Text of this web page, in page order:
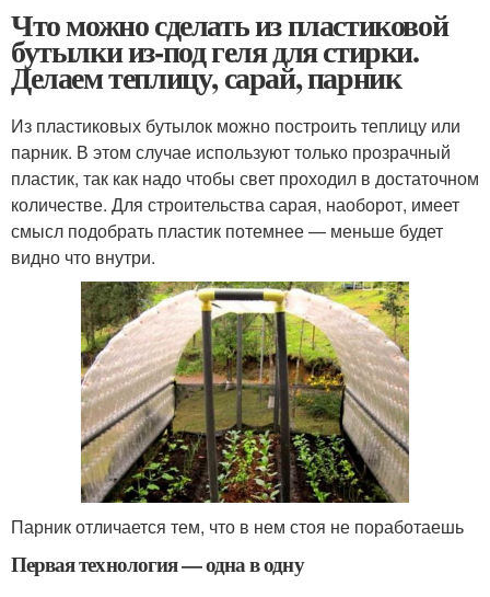
Что можно сделать из пластиковой
бутылки из-под геля для стирки.
Делаем теплицу, сарай, парник
Из пластиковых бутылок можно построить теплицу или
парник. В этом случае используют только прозрачный
пластик, так как надо чтобы свет проходил в достаточном
количестве. Для строительства сарая, наоборот, имеет
смысл подобрать пластик потемнее — меньше будет
видно что внутри.
Парник отличается тем, что в нем стоя не поработаешь
Первая технология — одна в одну